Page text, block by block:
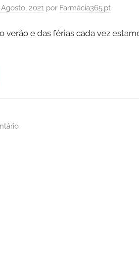
2021 por Farmácia365.pt
verão e das férias cada vez